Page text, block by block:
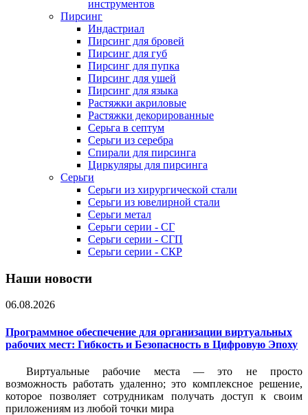
инструментов
Пирсинг
Индастриал
Пирсинг для бровей
Пирсинг для губ
Пирсинг для пупка
Пирсинг для ушей
Пирсинг для языка
Растяжки акриловые
Растяжки декорированные
Серьга в септум
Серьги из серебра
Спирали для пирсинга
Циркуляры для пирсинга
Серьги
Серьги из хирургической стали
Серьги из ювелирной стали
Серьги метал
Серьги серии - СГ
Серьги серии - СГП
Серьги серии - СКР
Наши новости
06.08.2026
Программное обеспечение для организации виртуальных
рабочих мест: Гибкость и Безопасность в Цифровую Эпоху
Виртуальные рабочие места — это не просто
возможность работать удаленно; это комплексное решение,
которое позволяет сотрудникам получать доступ к своим
приложениям из любой точки мира